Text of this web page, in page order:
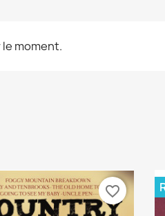
moment.
favorite_border